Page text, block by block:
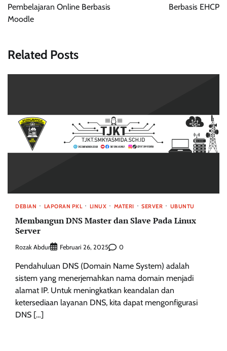
Pembelajaran Online Berbasis
Moodle
Berbasis EHCP
Related Posts
DEBIAN LAPORAN PKL LINUX MATERI SERVER UBUNTU
Membangun DNS Master dan Slave Pada Linux
Server
Rozak Abdur Februari 26, 2025 0
Pendahuluan DNS (Domain Name System) adalah
sistem yang menerjemahkan nama domain menjadi
alamat IP. Untuk meningkatkan keandalan dan
ketersediaan layanan DNS, kita dapat mengonfigurasi
DNS […]